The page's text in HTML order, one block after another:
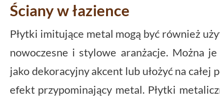
Ściany w łazience
Płytki imitujące metal mogą być również
nowoczesne i stylowe aranżacje. Można
jako dekoracyjny akcent lub ułożyć na
efekt przypominający metal. Płytki